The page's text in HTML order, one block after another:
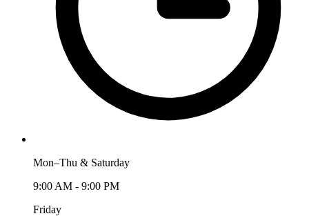
Mon–Thu & Saturday
9:00 AM - 9:00 PM
Friday